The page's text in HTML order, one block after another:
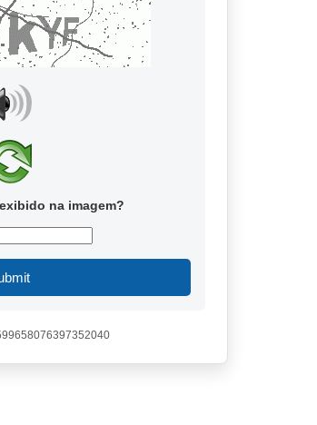
na imagem?